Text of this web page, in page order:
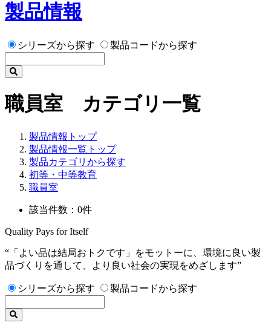
製品情報
シリーズから探す 製品コードから探す
職員室 カテゴリ一覧
製品情報トップ
製品情報一覧トップ
製品カテゴリから探す
初等・中等教育
職員室
該当件数：0件
Quality Pays for Itself
“「よい品は結局おトクです」をモットーに、環境に良い製
品づくりを通して、より良い社会の実現をめざします”
シリーズから探す 製品コードから探す